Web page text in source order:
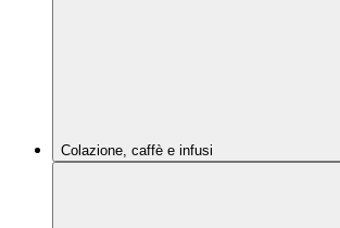
Colazione, caffè e infusi